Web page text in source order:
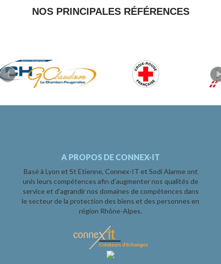
NOS PRINCIPALES RÉFÉRENCES
A PROPOS DE CONNEX-IT
Basé à Lyon et St Etienne, Connex-IT et Sodi Alarme ont
unis leurs compétences afin d’augmenter nos qualités de
service et d’agrandir nos domaines de compétences dans
le secteur de la protection des biens et des personnes en
région Rhône-Alpes.